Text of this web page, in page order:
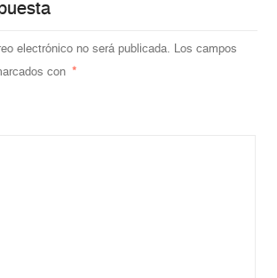
electrónico no será publicada. Los campos
con
*